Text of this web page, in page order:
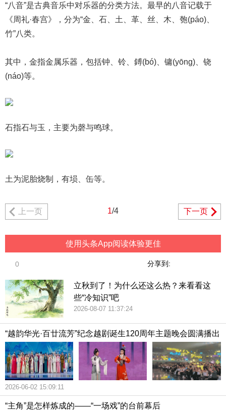
“八音”是古典音乐中对乐器的分类方法。最早的八音记载于
《周礼·春宫》，分为“金、石、土、革、丝、木、匏(páo)、
竹”八类。
其中，金指金属乐器，包括钟、铃、鎛(bó)、镛(yōng)、铙
(náo)等。
石指石与玉，主要为磬与鸣球。
土为泥胎烧制，有埙、缶等。
上一页 1/4 下一页
使用头条App阅读体验更佳
分享到:
0
立秋到了！为什么还这么热？来看看这
些“冷知识”吧
2026-08-07 11:37:24
“越韵华光·百廿流芳”纪念越剧诞生120周年主题晚会圆满播出
2026-06-02 15:09:11
“主角”是怎样炼成的——“一场戏”的台前幕后